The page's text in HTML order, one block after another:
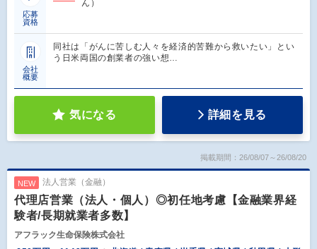
応募
資格
ん）
会社
概要
同社は「がんに苦しむ人々を経済的苦難から救いたい」とい
う日米両国の創業者の強い想…
気になる 詳細を見る
掲載期間：26/08/07～26/08/20
NEW 法人営業（金融）
代理店営業（法人・個人）◎初任地考慮【金融業界経
験者/長期就業者多数】
アフラック生命保険株式会社